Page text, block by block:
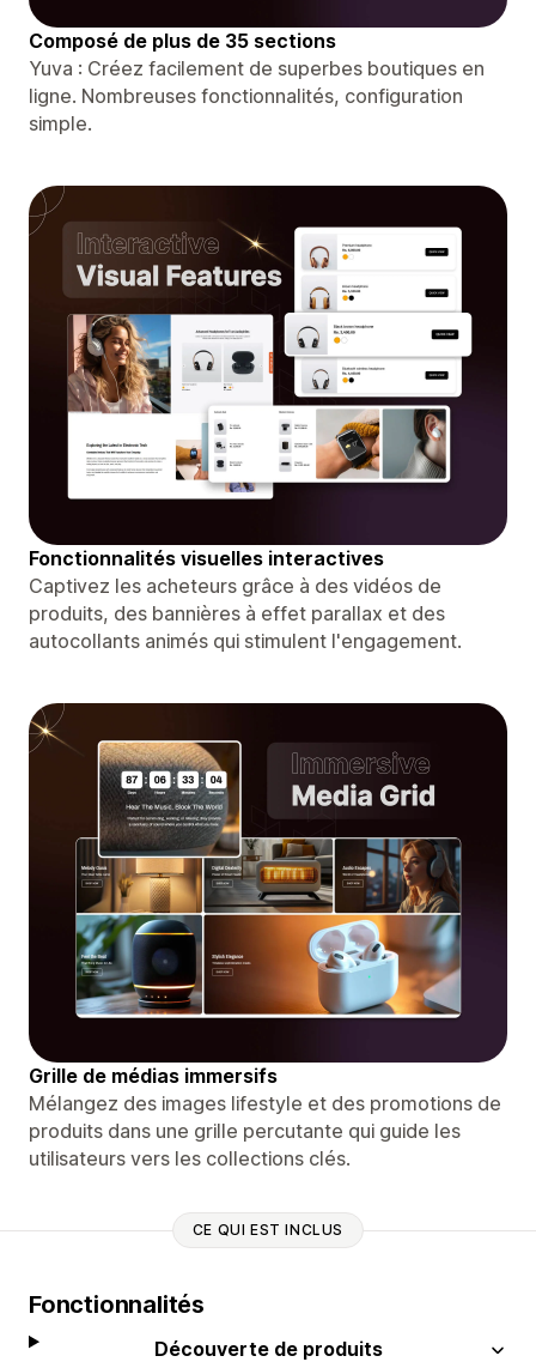
Composé de plus de 35 sections
Yuva : Créez facilement de superbes boutiques en
ligne. Nombreuses fonctionnalités, configuration
simple.
Fonctionnalités visuelles interactives
Captivez les acheteurs grâce à des vidéos de
produits, des bannières à effet parallax et des
autocollants animés qui stimulent l'engagement.
Grille de médias immersifs
Mélangez des images lifestyle et des promotions de
produits dans une grille percutante qui guide les
utilisateurs vers les collections clés.
CE QUI EST INCLUS
Fonctionnalités
Découverte de produits